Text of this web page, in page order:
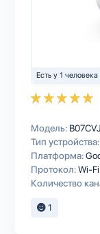
Есть у 1 человека
Модель:
Тип устройства:
Платформа:
Протокол:Wi-Fi
Количество
1